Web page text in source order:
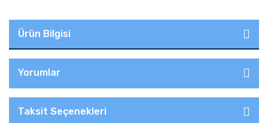
Ürün Bilgisi
Yorumlar
Taksit Seçenekleri